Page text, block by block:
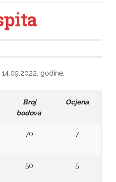
godine.
Broj
bodova
Ocjena
70 7
50 5